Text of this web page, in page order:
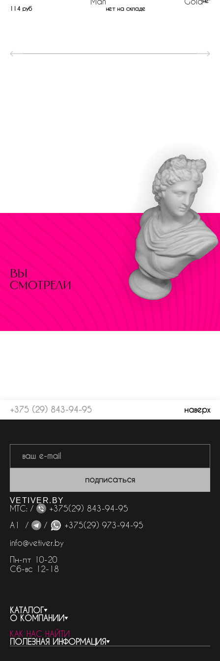
114 руб нет на складе
вы
смотрели
+375 (29) 843-94-95 наверх
подписаться
VETIVER.BY
МТС: /
+375(29) 843-94-95
А1 /
/
+375(29) 973-94-95
info@vetiver.by
Пн-пт 10-20
Сб-вс 12-18
КАТАЛОГ
весь каталог
бренды
женская парфюмерия
О КОМПАНИИ
контакты
о компании
КАК НАС НАЙТИ
ПОЛЕЗНАЯ ИНФОРМАЦИЯ